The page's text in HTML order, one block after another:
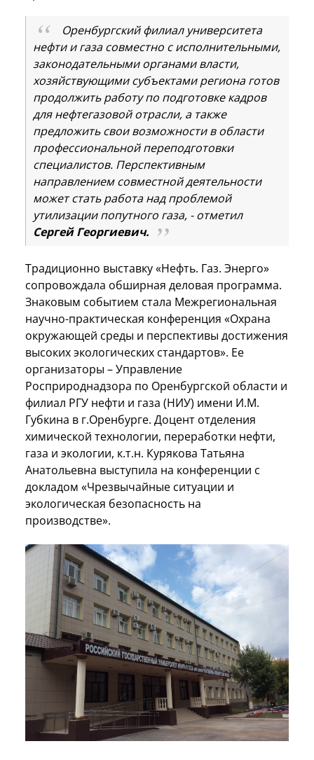
Оренбургский филиал университета
нефти и газа совместно с исполнительными,
законодательными органами власти,
хозяйствующими субъектами региона готов
продолжить работу по подготовке кадров
для нефтегазовой отрасли, а также
предложить свои возможности в области
профессиональной переподготовки
специалистов. Перспективным
направлением совместной деятельности
может стать работа над проблемой
утилизации попутного газа, - отметил
Сергей Георгиевич.
Традиционно выставку «Нефть. Газ. Энерго»
сопровождала обширная деловая программа.
Знаковым событием стала Межрегиональная
научно-практическая конференция «Охрана
окружающей среды и перспективы достижения
высоких экологических стандартов». Ее
организаторы – Управление
Росприроднадзора по Оренбургской области и
филиал РГУ нефти и газа (НИУ) имени И.М.
Губкина в г.Оренбурге. Доцент отделения
химической технологии, переработки нефти,
газа и экологии, к.т.н. Курякова Татьяна
Анатольевна выступила на конференции с
докладом «Чрезвычайные ситуации и
экологическая безопасность на
производстве».